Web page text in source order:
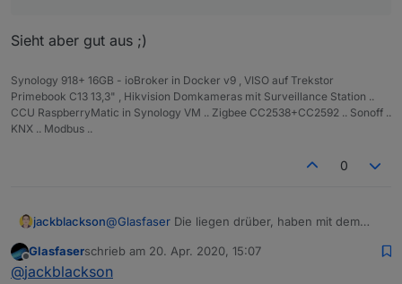
Sieht aber gut aus ;)
Synology 918+ 16GB - ioBroker in Docker v9 , VISO auf Trekstor
Primebook C13 13,3" , Hikvision Domkameras mit Surveillance Station ..
CCU RaspberryMatic in Synology VM .. Zigbee CC2538+CC2592 .. Sonoff ..
KNX .. Modbus ..
0
jackblackson@Glasfaser Die liegen drüber, haben mit dem
Offline
Glasfaserschrieb am 20. Apr. 2020, 15:07
zuletzt editiert von
@jackblackson